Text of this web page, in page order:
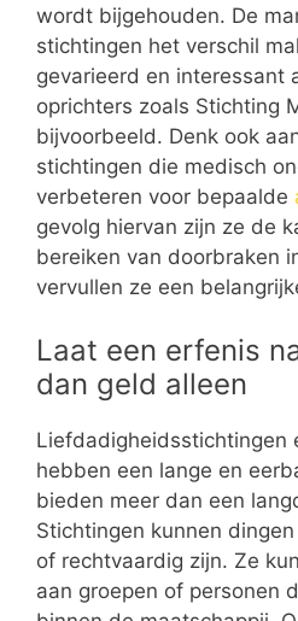
wordt bijgehouden. De
stichtingen het verschil
gevarieerd en interessant
oprichters zoals Stichting
bijvoorbeeld. Denk ook
stichtingen die medisch
verbeteren voor bepaalde
gevolg hiervan zijn ze de
bereiken van doorbraken
vervullen ze een
Laat een erfenis
dan geld alleen
Liefdadigheidsstichtingen
hebben een lange en
bieden meer dan een
Stichtingen kunnen
of rechtvaardig zijn. Ze
aan groepen of personen